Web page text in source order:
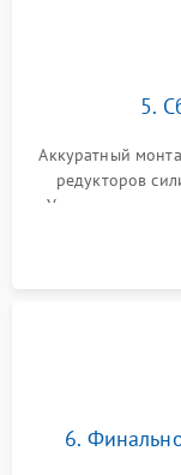
5.
Аккуратный
редукторов
Установка новых
микрофибры,
6.